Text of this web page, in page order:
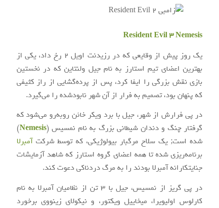
Resident Evil 3 Nemesis
یک روز پیش از وقایعی که در رزیدنت اویل ۲ رخ داد، یکی از
بهترین اعضای تیم استارز به نام جیل ولنتاین که در نخستین
بازی نقش بزرگی را ایفا کرد، پس از پرده‌گشایی از راز کثیفی
که پنهان بود، تصمیم به فرار از آن شهر نابودشده را می‌گیرد.
در پی فرارش از شهر، جیل با برد ویکر خائن روبه‌رو می‌شود که
گرفتار چنگ و دندان شیطانی بزرگ به نام نمسیس (Nemesis
)
شده است; یک سلاح مرگبار بیولوژیکی، که توسط شرکتآمبرلا
برنامه‌ریزی شده تا همه اعضای گروه استارز که شاهد آزمایشات
جنایتکارانه آمبرلا بودند را به مرگ دردناکی دعوت کند.
در پی گریز از نمسیس، جیل با ۳ تن از نظامیان آمبرلا به نام
کارلوس اولیویرا، میخاییل ویکتور، و نیکولای زینووی برخورد